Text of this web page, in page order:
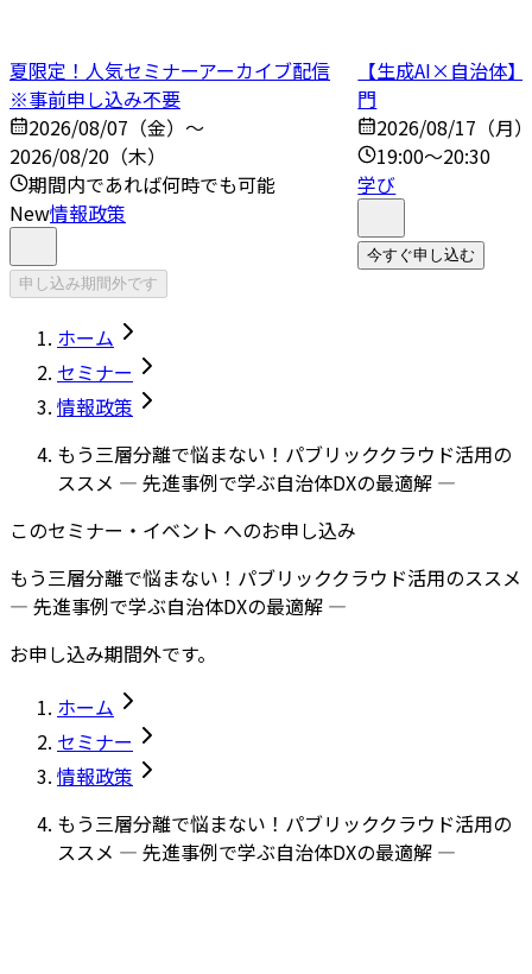
夏限定！人気セミナーアーカイブ配信
※事前申し込み不要
2026/08/07（金）～
2026/08/20（木）
期間内であれば何時でも可能
New情報政策
申し込み期間外です
【生成AI×自治体
門
2026/08/17（月
19:00～20:30
学び
今すぐ申し込む
ホーム
セミナー
情報政策
もう三層分離で悩まない！パブリッククラウド活用の
ススメ — 先進事例で学ぶ自治体DXの最適解 —
このセミナー・イベント へのお申し込み
もう三層分離で悩まない！パブリッククラウド活用のススメ
— 先進事例で学ぶ自治体DXの最適解 —
お申し込み期間外です。
ホーム
セミナー
情報政策
もう三層分離で悩まない！パブリッククラウド活用の
ススメ — 先進事例で学ぶ自治体DXの最適解 —